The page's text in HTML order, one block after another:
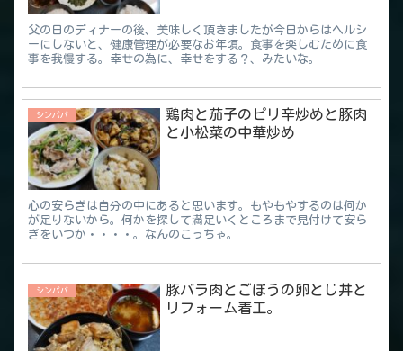
父の日のディナーの後、美味しく頂きましたが今日からはヘルシ
ーにしないと、健康管理が必要なお年頃。食事を楽しむために食
事を我慢する。幸せの為に、幸せをする？、みたいな。
シンパパ
鶏肉と茄子のピリ辛炒めと豚肉
と小松菜の中華炒め
心の安らぎは自分の中にあると思います。もやもやするのは何か
が足りないから。何かを探して満足いくところまで見付けて安ら
ぎをいつか・・・・。なんのこっちゃ。
シンパパ
豚バラ肉とごぼうの卵とじ丼と
リフォーム着工。